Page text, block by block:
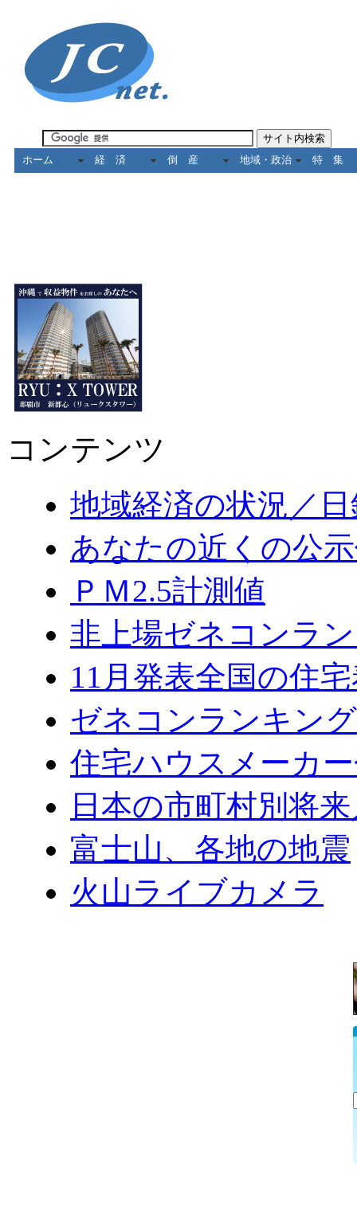
ホーム 経 済 倒 産 地域・政治 特 集
コンテンツ
地域経済の状況／
あなたの近くの公
ＰＭ2.5計測値
非上場ゼネコンラ
11月発表全国の住
ゼネコンランキン
住宅ハウスメーカ
日本の市町村別将
富士山、各地の地震
火山ライブカメラ